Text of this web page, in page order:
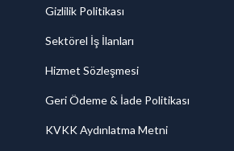
Gizlilik Politikası
Sektörel İş İlanları
Hizmet Sözleşmesi
Geri Ödeme & İade Politikası
KVKK Aydınlatma Metni